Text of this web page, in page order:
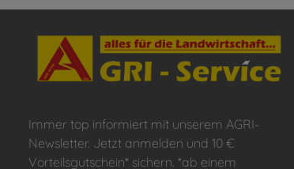
Immer top informiert mit unserem AGRI-
Newsletter. Jetzt anmelden und 10 €
Vorteilsgutschein* sichern. *ab einem